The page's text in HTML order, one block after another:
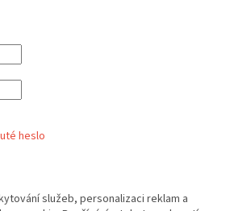
heslo
služeb, personalizaci reklam a